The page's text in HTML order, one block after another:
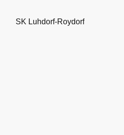
SK Luhdorf-Roydorf